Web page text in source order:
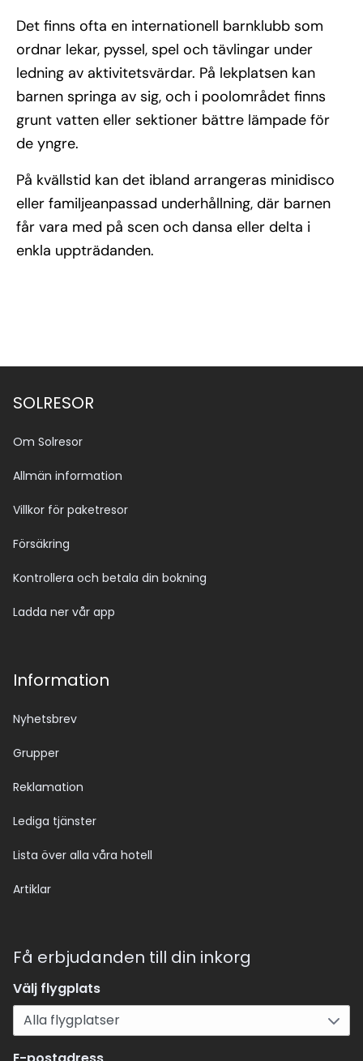
Det finns ofta en internationell barnklubb som
ordnar lekar, pyssel, spel och tävlingar under
ledning av aktivitetsvärdar. På lekplatsen kan
barnen springa av sig, och i poolområdet finns
grunt vatten eller sektioner bättre lämpade för
de yngre.
På kvällstid kan det ibland arrangeras minidisco
eller familjeanpassad underhållning, där barnen
får vara med på scen och dansa eller delta i
enkla uppträdanden.
SOLRESOR
Om Solresor
Allmän information
Villkor för paketresor
Försäkring
Kontrollera och betala din bokning
Ladda ner vår app
Information
Nyhetsbrev
Grupper
Reklamation
Lediga tjänster
Lista över alla våra hotell
Artiklar
Få erbjudanden till din inkorg
Välj flygplats